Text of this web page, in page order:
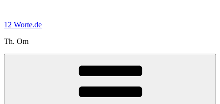
springen
12 Worte.de
Th. Om